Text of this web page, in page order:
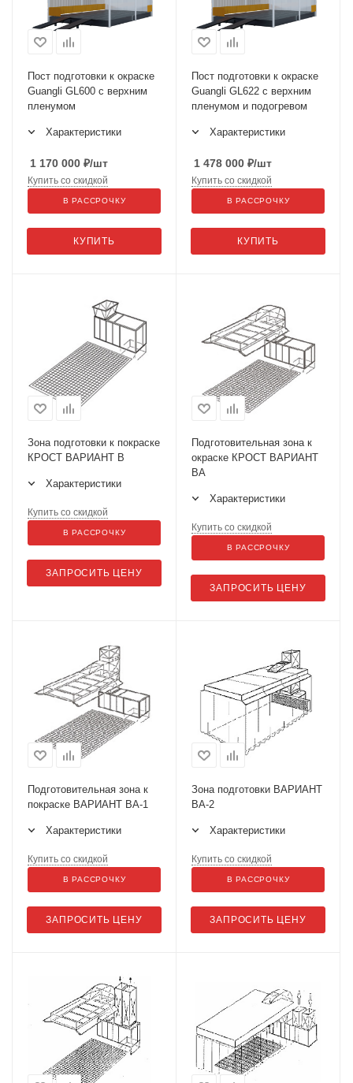
Пост подготовки к окраске
Guangli GL600 с верхним
пленумом
Характеристики
1 170 000 ₽/шт
КУПИТЬ
Купить со скидкой
В РАССРОЧКУ
Пост подготовки к окраске
Guangli GL622 с верхним
пленумом и подогревом
Характеристики
1 478 000 ₽/шт
КУПИТЬ
Купить со скидкой
В РАССРОЧКУ
Зона подготовки к покраске
КРОСТ ВАРИАНТ В
Характеристики
ЗАПРОСИТЬ ЦЕНУ
Купить со скидкой
В РАССРОЧКУ
Подготовительная зона к
окраске КРОСТ ВАРИАНТ
ВА
Характеристики
ЗАПРОСИТЬ ЦЕНУ
Купить со скидкой
В РАССРОЧКУ
Подготовительная зона к
покраске ВАРИАНТ ВА-1
Характеристики
ЗАПРОСИТЬ ЦЕНУ
Купить со скидкой
В РАССРОЧКУ
Зона подготовки ВАРИАНТ
ВА-2
Характеристики
ЗАПРОСИТЬ ЦЕНУ
Купить со скидкой
В РАССРОЧКУ